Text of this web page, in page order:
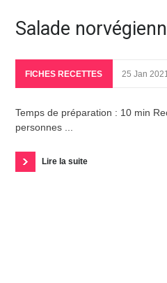
Salade
FICHES RECETTES 25 Jan
Temps de préparation : 10 min
personnes ...
Lire la suite